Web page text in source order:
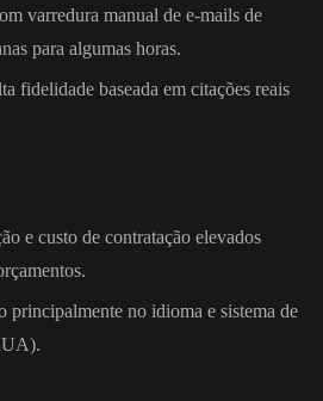
varredura manual de e-mails de
para algumas horas.
fidelidade baseada em citações reais
e custo de contratação elevados
principalmente no idioma e sistema de